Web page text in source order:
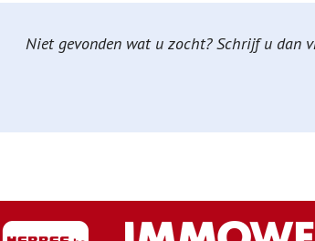
Niet gevonden wat u zocht? Schrijf u dan